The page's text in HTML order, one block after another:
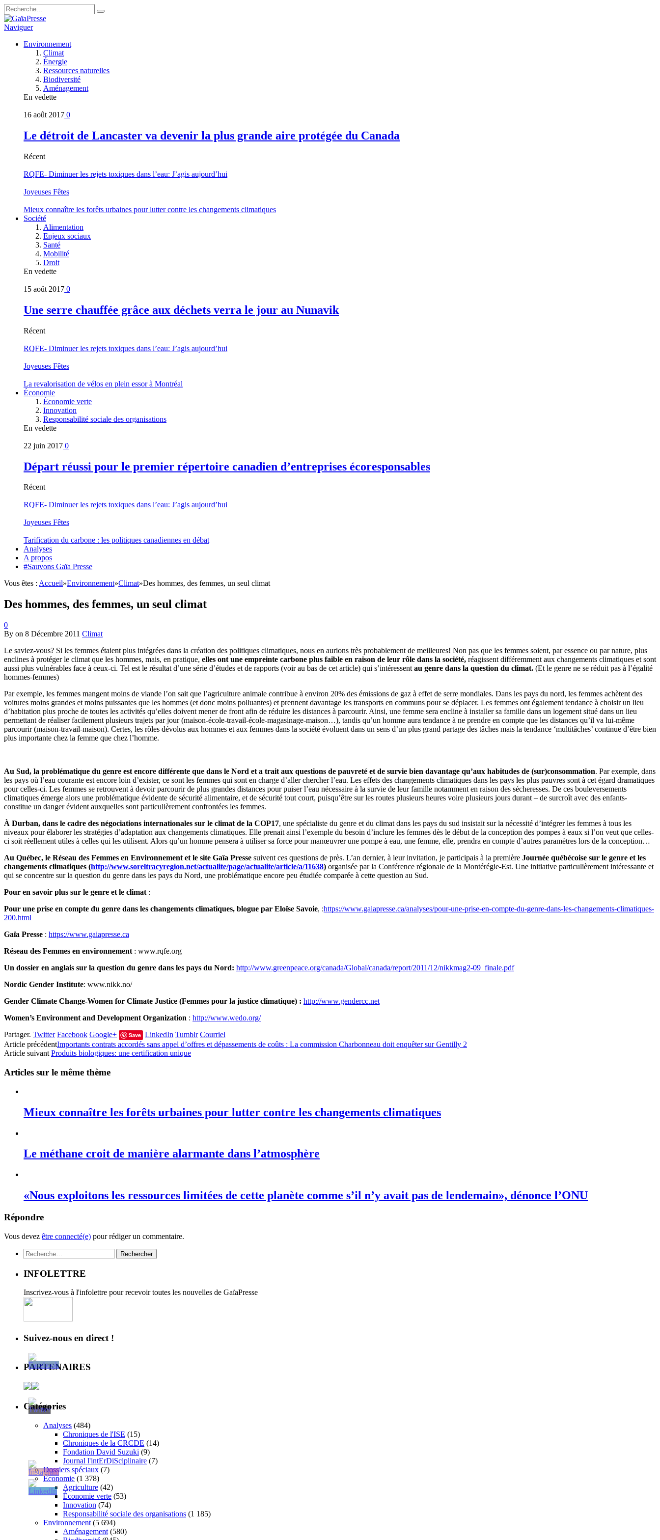
Naviguer
Environnement
Climat
Énergie
Ressources naturelles
Biodiversité
Aménagement
En vedette
16 août 2017 0
Le détroit de Lancaster va devenir la plus grande aire protégée du Canada
Récent
RQFE- Diminuer les rejets toxiques dans l’eau: J’agis aujourd’hui
Joyeuses Fêtes
Mieux connaître les forêts urbaines pour lutter contre les changements climatiques
Société
Alimentation
Enjeux sociaux
Santé
Mobilité
Droit
En vedette
15 août 2017 0
Une serre chauffée grâce aux déchets verra le jour au Nunavik
Récent
RQFE- Diminuer les rejets toxiques dans l’eau: J’agis aujourd’hui
Joyeuses Fêtes
La revalorisation de vélos en plein essor à Montréal
Économie
Économie verte
Innovation
Responsabilité sociale des organisations
En vedette
22 juin 2017 0
Départ réussi pour le premier répertoire canadien d’entreprises écoresponsables
Récent
RQFE- Diminuer les rejets toxiques dans l’eau: J’agis aujourd’hui
Joyeuses Fêtes
Tarification du carbone : les politiques canadiennes en débat
Analyses
A propos
#Sauvons Gaïa Presse
Vous êtes : Accueil»Environnement»Climat»Des hommes, des femmes, un seul climat
Des hommes, des femmes, un seul climat
0
By on 8 Décembre 2011 Climat
Le saviez-vous? Si les femmes étaient plus intégrées dans la création des politiques climatiques, nous en aurions très probablement de meilleures! Non pas que les femmes soient, par essence ou par nature, plus
enclines à protéger le climat que les hommes, mais, en pratique, elles ont une empreinte carbone plus faible en raison de leur rôle dans la société, réagissent différemment aux changements climatiques et sont
aussi plus vulnérables face à ceux-ci. Tel est le résultat d’une série d’études et de rapports (voir au bas de cet article) qui s’intéressent au genre dans la question du climat. (Et le genre ne se réduit pas à l’égalité
hommes-femmes)
Par exemple, les femmes mangent moins de viande l’on sait que l’agriculture animale contribue à environ 20% des émissions de gaz à effet de serre mondiales. Dans les pays du nord, les femmes achètent des
voitures moins grandes et moins puissantes que les hommes (et donc moins polluantes) et prennent davantage les transports en communs pour se déplacer. Les femmes ont également tendance à choisir un lieu
d’habitation plus proche de toutes les activités qu’elles doivent mener de front afin de réduire les distances à parcourir. Ainsi, une femme sera encline à installer sa famille dans un logement situé dans un lieu
permettant de réaliser facilement plusieurs trajets par jour (maison-école-travail-école-magasinage-maison…), tandis qu’un homme aura tendance à ne prendre en compte que les distances qu’il va lui-même
parcourir (maison-travail-maison). Certes, les rôles dévolus aux hommes et aux femmes dans la société évoluent dans un sens d’un plus grand partage des tâches mais la tendance ‘multitâches’ continue d’être bien
plus importante chez la femme que chez l’homme.
Au Sud, la problématique du genre est encore différente que dans le Nord et a trait aux questions de pauvreté et de survie bien davantage qu’aux habitudes de (sur)consommation. Par exemple, dans
les pays où l’eau courante est encore loin d’exister, ce sont les femmes qui sont en charge d’aller chercher l’eau. Les effets des changements climatiques dans les pays les plus pauvres sont à cet égard dramatiques
pour celles-ci. Les femmes se retrouvent à devoir parcourir de plus grandes distances pour puiser l’eau nécessaire à la survie de leur famille notamment en raison des sécheresses. De ces bouleversements
climatiques émerge alors une problématique évidente de sécurité alimentaire, et de sécurité tout court, puisqu’être sur les routes plusieurs heures voire plusieurs jours durant – de surcroît avec des enfants-
constitue un danger évident auxquelles sont particulièrement confrontées les femmes.
À Durban, dans le cadre des négociations internationales sur le climat de la COP17, une spécialiste du genre et du climat dans les pays du sud insistait sur la nécessité d’intégrer les femmes à tous les
niveaux pour élaborer les stratégies d’adaptation aux changements climatiques. Elle prenait ainsi l’exemple du besoin d’inclure les femmes dès le début de la conception des pompes à eaux si l’on veut que celles-
ci soit réellement utiles à celles qui les utilisent. Alors qu’un homme pensera à utiliser sa force pour manœuvrer une pompe à eau, une femme, elle, prendra en compte d’autres paramètres lors de la conception…
Au Québec, le Réseau des Femmes en Environnement et le site Gaïa Presse suivent ces questions de près. L’an dernier, à leur invitation, je participais à la première Journée québécoise sur le genre et les
changements climatiques (http://www.soreltracyregion.net/actualite/page/actualite/article/a/11638) organisée par la Conférence régionale de la Montérégie-Est. Une initiative particulièrement intéressante et
qui se concentre sur la question du genre dans les pays du Nord, une problématique encore peu étudiée comparée à cette question au Sud.
Pour en savoir plus sur le genre et le climat :
Pour une prise en compte du genre dans les changements climatiques, blogue par Eloïse Savoie, :https://www.gaiapresse.ca/analyses/pour-une-prise-en-compte-du-genre-dans-les-changements-climatiques-
200.html
Gaïa Presse : https://www.gaiapresse.ca
Réseau des Femmes en environnement : www.rqfe.org
Un dossier en anglais sur la question du genre dans les pays du Nord: http://www.greenpeace.org/canada/Global/canada/report/2011/12/nikkmag2-09_finale.pdf
Nordic Gender Institute: www.nikk.no/
Gender Climate Change-Women for Climate Justice (Femmes pour la justice climatique) : http://www.gendercc.net
Women’s Environment and Development Organization : http://www.wedo.org/
Partager. Twitter Facebook Google+ Save LinkedIn Tumblr Courriel
Article précédentImportants contrats accordés sans appel d’offres et dépassements de coûts : La commission Charbonneau doit enquêter sur Gentilly 2
Article suivant Produits biologiques: une certification unique
Articles sur le même thème
Mieux connaître les forêts urbaines pour lutter contre les changements climatiques
Le méthane croit de manière alarmante dans l’atmosphère
«Nous exploitons les ressources limitées de cette planète comme s’il n’y avait pas de lendemain», dénonce l’ONU
Répondre
Vous devez être connecté(e) pour rédiger un commentaire.
Rechercher :
INFOLETTRE
Inscrivez-vous à l'infolettre pour recevoir toutes les nouvelles de GaïaPresse
Suivez-nous en direct !
PARTENAIRES
Catégories
Analyses (484)
Chroniques de l'ISE (15)
Chroniques de la CRCDE (14)
Fondation David Suzuki (9)
Journal l'intErDiSciplinaire (7)
Dossiers spéciaux (7)
Économie (1 378)
Agriculture (42)
Économie verte (53)
Innovation (74)
Responsabilité sociale des organisations (1 185)
Environnement (5 694)
Aménagement (580)